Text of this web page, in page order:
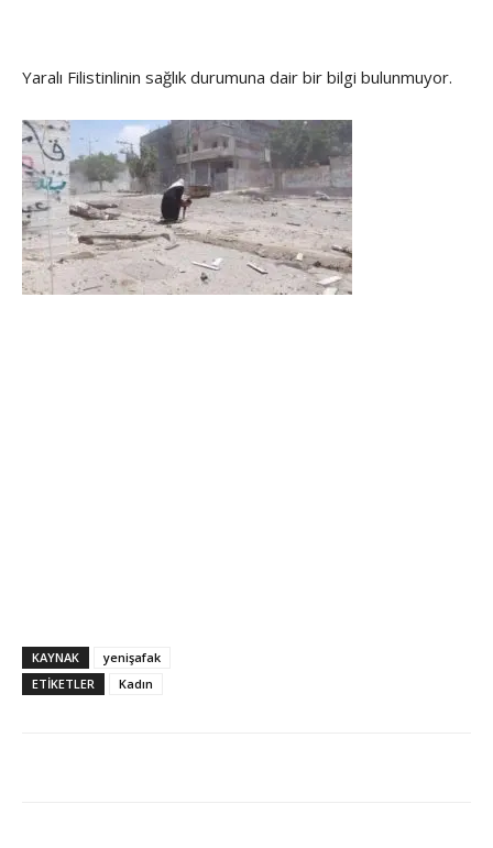
Yaralı Filistinlinin sağlık durumuna dair bir bilgi bulunmuyor.
KAYNAK
yenişafak
ETİKETLER
Kadın